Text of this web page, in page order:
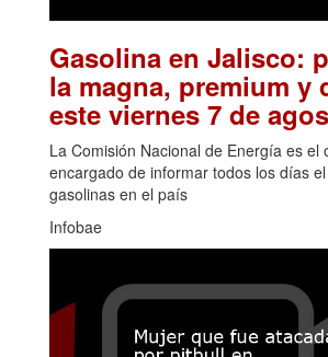
Gasolina en Jalisco:
la magna, premium y
este viernes 7 de
La Comisión Nacional de Energía es el
encargado de informar todos los días
gasolinas en el país
Infobae